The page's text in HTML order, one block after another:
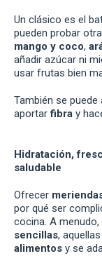
Un clásico es el
pueden probar
mango y coco,
añadir azúcar ni
usar frutas bien
También se puede
aportarfibra y
Hidratación,
saludable
Ofrecer
por qué ser
cocina. A
sencillas,
alimentos y se